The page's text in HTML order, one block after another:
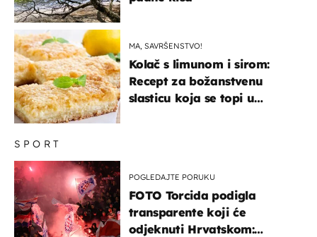
SPORT
POGLEDAJTE PORUKU
FOTO Torcida podigla
transparente koji će
odjeknuti Hrvatskom:
MA, SAVRŠENSTVO!
Kolač s limunom i sirom:
Recept za božanstvenu
slasticu koja se topi u